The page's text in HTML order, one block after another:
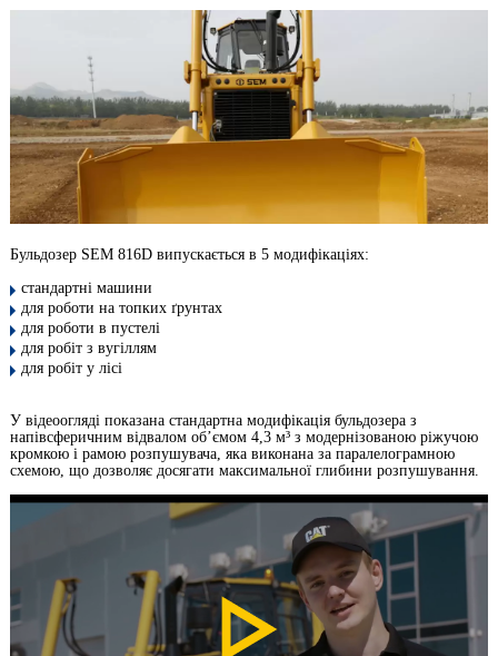
Бульдозер SEM 816D випускається в 5 модифікаціях:
стандартні машини
для роботи на топких ґрунтах
для роботи в пустелі
для робіт з вугіллям
для робіт у лісі
У відеоогляді показана стандартна модифікація бульдозера з
напівсферичним відвалом об’ємом 4,3 м³ з модернізованою ріжучою
кромкою і рамою розпушувача, яка виконана за паралелограмною
схемою, що дозволяє досягати максимальної глибини розпушування.